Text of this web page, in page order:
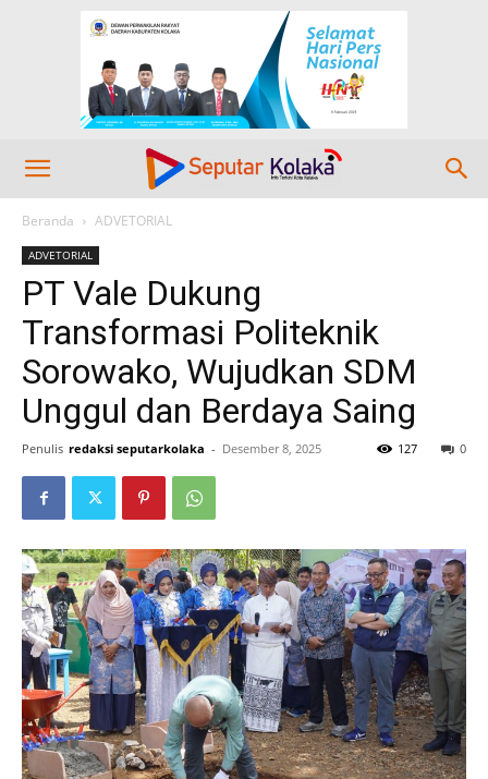
Beranda ADVETORIAL
ADVETORIAL
PT Vale Dukung
Transformasi Politeknik
Sorowako, Wujudkan SDM
Unggul dan Berdaya Saing
Penulis redaksi seputarkolaka - Desember 8, 2025 0
127